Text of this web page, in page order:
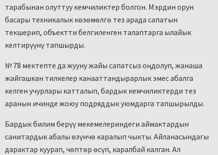
тарабынан олуттуу кемчиликтер болгон. Мэрдин орун
басары техникалык көзөмөлгө тез арада сапатын
текшерип, объектти белгиленген талаптарга ылайык
келтирүүнү тапшырды.
№ 78 мектепте да жууну жайы сапатсыз оңдолуп, жанаша
жайгашкан тилкелер канааттандырарлык эмес абалга
келген учурлары катталып, бардык кемчиликтерди тез
аранын ичинде жоюу подряддык уюмдарга тапшырылды.
Бардык билим берүү мекемелериндеги аймактардын
санитардык абалы өзүнчө каралып чыкты. Айланасындагы
дарактар куурап, чөптөр өсүп, каралбай калган. Ал